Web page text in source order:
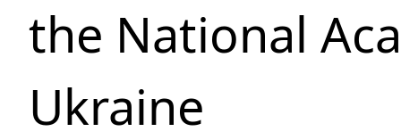
the National
Ukraine